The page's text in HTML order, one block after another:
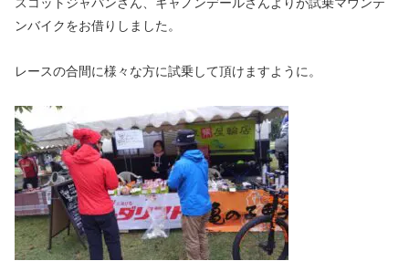
ンバイクをお借りしました。
レースの合間に様々な方に試乗して頂けますように。